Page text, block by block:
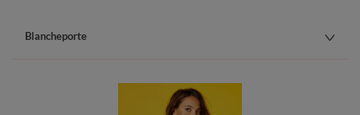
Blancheporte